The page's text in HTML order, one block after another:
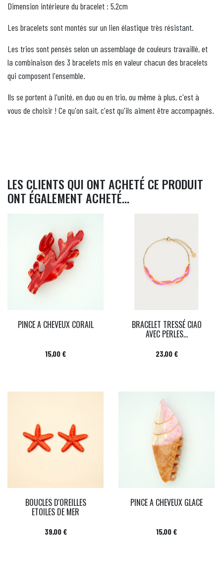
Dimension intérieure du bracelet : 5,2cm
Les bracelets sont montés sur un lien élastique très résistant.
Les trios sont pensés selon un assemblage de couleurs travaillé, et
la combinaison des 3 bracelets mis en valeur chacun des bracelets
qui composent l'ensemble.
Ils se portent à l'unité, en duo ou en trio, ou même à plus, c'est à
vous de choisir ! Ce qu'on sait, c'est qu'ils aiment être accompagnés.
LES CLIENTS QUI ONT ACHETÉ CE PRODUIT
ONT ÉGALEMENT ACHETÉ...
PINCE A CHEVEUX CORAIL
Prix
15,00 €
BRACELET TRESSÉ CIAO
AVEC PERLES...
Prix
23,00 €
BOUCLES D'OREILLES
ETOILES DE MER
Prix
39,00 €
PINCE A CHEVEUX GLACE
Prix
15,00 €